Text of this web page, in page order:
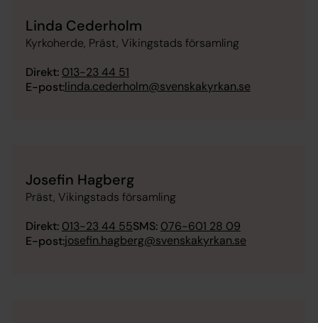
Linda Cederholm
Kyrkoherde, Präst, Vikingstads församling
Direkt: 013-23 44 51
E-post:linda.cederholm@svenskakyrkan.se
Josefin Hagberg
Präst, Vikingstads församling
Direkt: 013-23 44 55SMS: 076-601 28 09
E-post:josefin.hagberg@svenskakyrkan.se